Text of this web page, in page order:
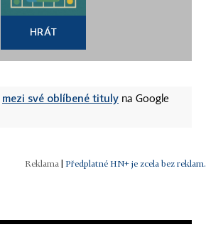
HRÁT
mezi své oblíbené tituly na Google
| Předplatné HN+ je zcela bez reklam.